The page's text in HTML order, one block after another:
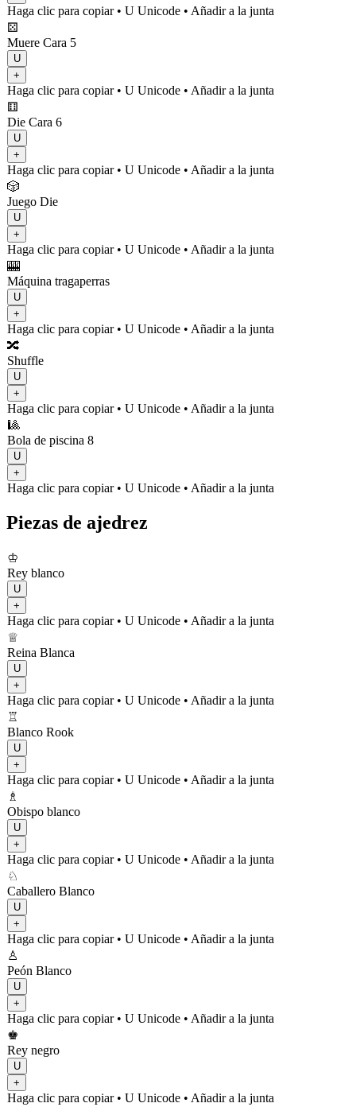
Haga clic para copiar• U Unicode • Añadir a la junta
⚄
Muere Cara 5
U
+
Haga clic para copiar• U Unicode • Añadir a la junta
⚅
Die Cara 6
U
+
Haga clic para copiar• U Unicode • Añadir a la junta
🎲
Juego Die
U
+
Haga clic para copiar• U Unicode • Añadir a la junta
🎰
Máquina tragaperras
U
+
Haga clic para copiar• U Unicode • Añadir a la junta
🔀
Shuffle
U
+
Haga clic para copiar• U Unicode • Añadir a la junta
🎱
Bola de piscina 8
U
+
Haga clic para copiar• U Unicode • Añadir a la junta
Piezas de ajedrez
♔
Rey blanco
U
+
Haga clic para copiar• U Unicode • Añadir a la junta
♕
Reina Blanca
U
+
Haga clic para copiar• U Unicode • Añadir a la junta
♖
Blanco Rook
U
+
Haga clic para copiar• U Unicode • Añadir a la junta
♗
Obispo blanco
U
+
Haga clic para copiar• U Unicode • Añadir a la junta
♘
Caballero Blanco
U
+
Haga clic para copiar• U Unicode • Añadir a la junta
♙
Peón Blanco
U
+
Haga clic para copiar• U Unicode • Añadir a la junta
♚
Rey negro
U
+
Haga clic para copiar• U Unicode • Añadir a la junta